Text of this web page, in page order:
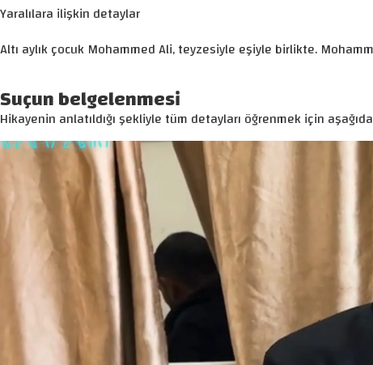
Yaralılara ilişkin detaylar
Altı aylık çocuk Mohammed Ali, teyzesiyle eşiyle birlikte.
Suçun belgelenmesi
Hikayenin anlatıldığı şekliyle tüm detayları öğrenmek için